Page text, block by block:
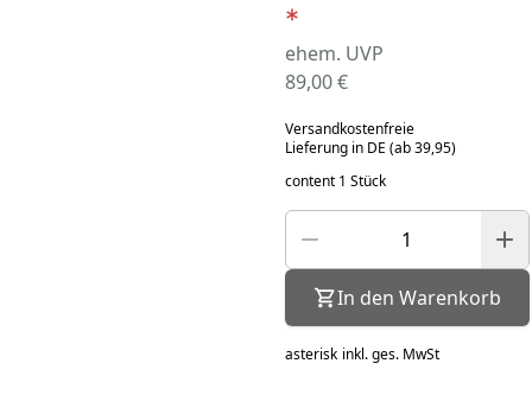
*
ehem. UVP
89,00 €
Versandkostenfreie
Lieferung in DE (ab 39,95)
content 1 Stück
In den Warenkorb
asterisk inkl. ges. MwSt